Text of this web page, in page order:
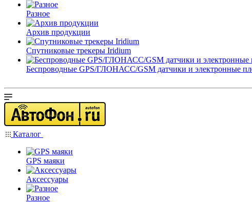
Разное
Архив продукции
Спутниковые трекеры Iridium
Беспроводные GPS/ГЛОНАСС/GSM датчики и электронные
Каталог
GPS маяки
Аксессуары
Разное